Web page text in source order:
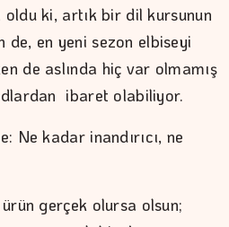
oldu ki, artık bir dil kursunun
de, en yeni sezon elbiseyi
de aslında hiç var olmamış
ibaret olabiliyor.
Ne kadar inandırıcı, ne
gerçek olursa olsun;